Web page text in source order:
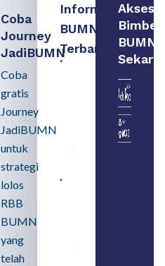
Coba
Journey
JadiBUMN
Coba
gratis
Journey
JadiBUMN
untuk
strategi
lolos
RBB
BUMN
yang
telah
Informasi
BUMN
Terbaru:
Pengertian,
Perbedaan,
serta Jenis
August 6,
2026
SMA
Syarat,
Akses
Bimbel
BUMN